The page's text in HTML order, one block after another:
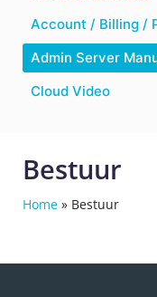
Account / Billing /
Admin Server
Cloud Video
Bestuur
Home » Bestuur